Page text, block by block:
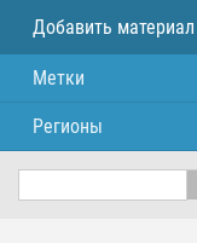
Добавить материал
Метки
Регионы